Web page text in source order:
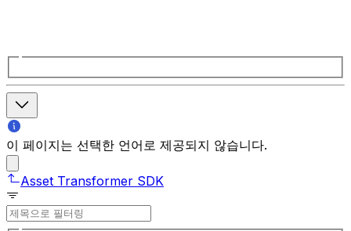
이 페이지는 선택한 언어로 제공되지 않습니다.
Asset Transformer SDK